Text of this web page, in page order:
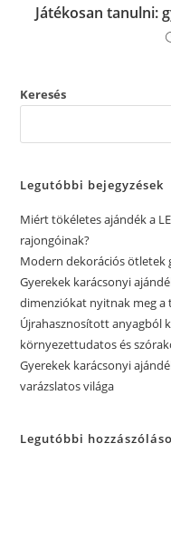
Játékosan tanulni:
Keresés
Legutóbbi bejegyzések
Miért tökéletes ajándék a
rajongóinak?
Modern dekorációs ötletek
Gyerekek karácsonyi
dimenziókat nyitnak meg a
Újrahasznosított anyagból
környezettudatos és
Gyerekek karácsonyi
varázslatos világa
Legutóbbi